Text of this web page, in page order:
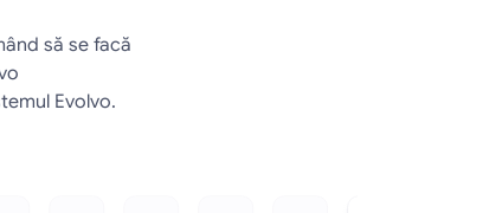
să se facă
Evolvo.